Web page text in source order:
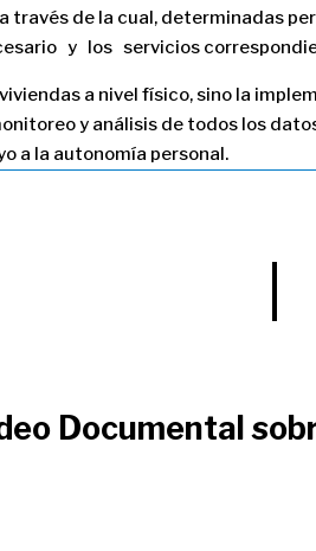
través de la cual, determinadas
y los servicios
a nivel físico, sino la
y análisis de todos los
a la autonomía personal.
Documental